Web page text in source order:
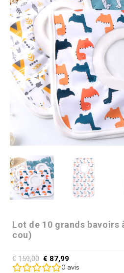
Lot de 10 grands
cou)
€159,00 € 87,99
0 avis